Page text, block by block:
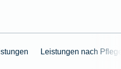
Leistungen nach